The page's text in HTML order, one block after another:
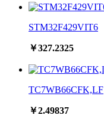
STM32F429VIT6
￥327.2325
TC7WB66CFK,LF
￥2.49837